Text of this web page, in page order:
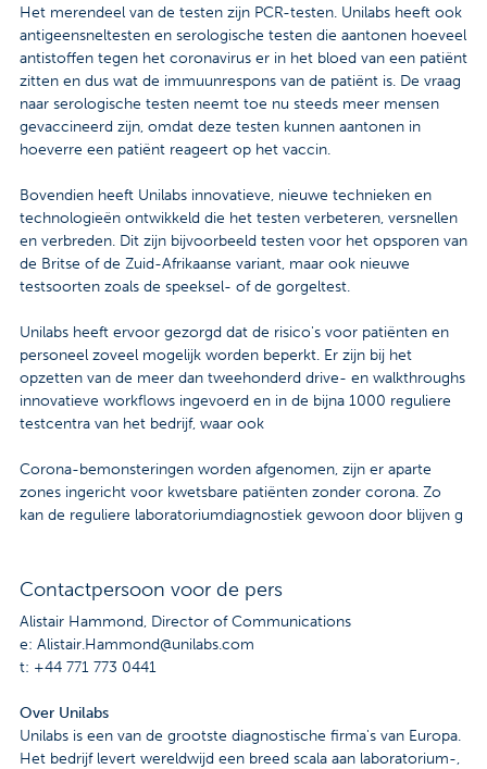
Het merendeel van de testen zijn PCR-testen. Unilabs heeft ook
antigeensneltesten en serologische testen die aantonen hoeveel
antistoffen tegen het coronavirus er in het bloed van een patiënt
zitten en dus wat de immuunrespons van de patiënt is. De vraag
naar serologische testen neemt toe nu steeds meer mensen
gevaccineerd zijn, omdat deze testen kunnen aantonen in
hoeverre een patiënt reageert op het vaccin.
Bovendien heeft Unilabs innovatieve, nieuwe technieken en
technologieën ontwikkeld die het testen verbeteren, versnellen
en verbreden. Dit zijn bijvoorbeeld testen voor het opsporen van
de Britse of de Zuid-Afrikaanse variant, maar ook nieuwe
testsoorten zoals de speeksel- of de gorgeltest.
Unilabs heeft ervoor gezorgd dat de risico's voor patiënten en
personeel zoveel mogelijk worden beperkt. Er zijn bij het
opzetten van de meer dan tweehonderd drive- en walkthroughs
innovatieve workflows ingevoerd en in de bijna 1000 reguliere
testcentra van het bedrijf, waar ook
Corona-bemonsteringen worden afgenomen, zijn er aparte
zones ingericht voor kwetsbare patiënten zonder corona. Zo
kan de reguliere laboratoriumdiagnostiek gewoon door blijven g
Contactpersoon voor de pers
Alistair Hammond, Director of Communications
e: Alistair.Hammond@unilabs.com
t: +44 771 773 0441
Over Unilabs
Unilabs is een van de grootste diagnostische firma's van Europa.
Het bedrijf levert wereldwijd een breed scala aan laboratorium-,